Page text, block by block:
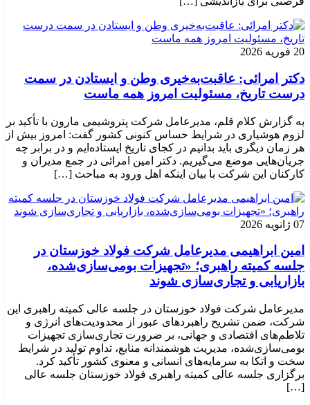
20 فوریه 2026
دکتر امرائی: عاقبت‌به‌خیری وطن و ایستادن در سمت
درست تاریخ، مسئولیت امروز همه ماست
به گزارش کلام قلم، مدیرعامل شرکت پتروشیمی مارون با تأکید بر
لزوم هوشیاری در شرایط حساس کنونی کشور گفت: امروز بیش از
هر زمان دیگری باید بدانیم در کجای تاریخ ایستاده‌ایم و در برابر چه
جریان‌هایی موضع می‌گیریم. دکتر امین امرائی در جمع مدیران و
کارکنان این شرکت با بیان اینکه اهل ورود به مباحث […]
07 ژانویه 2026
امین ابراهیمی مدیرعامل شرکت فولاد خوزستان در
جلسه کمیته راهبری؛ «تجهیزات بومی‌سازی‌شده،
بازاریابی و تجاری‌سازی شوند
مدیرعامل شرکت فولاد خوزستان در جلسه عالی کمیته راهبری این
شرکت، ضمن تشریح راهبردهای عبور از محدودیت‌های انرژی و
تلاطم‌های اقتصادی و جهانی، بر ضرورت تجاری‌سازی تجهیزات
بومی‌سازی‌شده، مدیریت هوشمندانه منابع، تداوم تولید در شرایط
سخت و اتکا به سرمایه‌های انسانی و معنوی کشور تأکید کرد.
برگزاری جلسه عالی کمیته راهبری فولاد خوزستان جلسه عالی
[…]